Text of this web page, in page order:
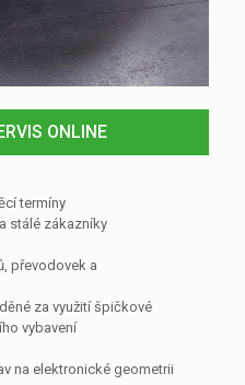
ONLINE
termíny
stálé zákazníky
převodovek a
za využití špičkové
vybavení
na elektronické geometrii